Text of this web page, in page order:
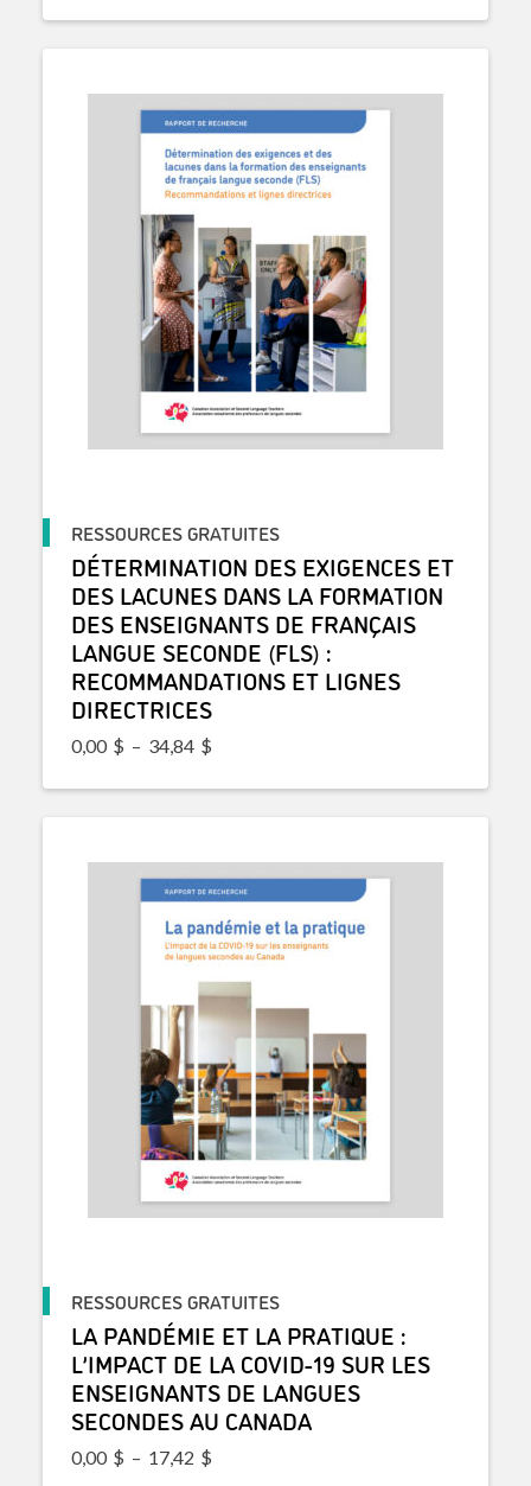
RESSOURCES GRATUITES
DÉTERMINATION DES EXIGENCES ET
DES LACUNES DANS LA FORMATION
DES ENSEIGNANTS DE FRANÇAIS
LANGUE SECONDE (FLS) :
RECOMMANDATIONS ET LIGNES
DIRECTRICES
0,00 $ – 34,84 $
RESSOURCES GRATUITES
LA PANDÉMIE ET LA PRATIQUE :
L’IMPACT DE LA COVID-19 SUR LES
ENSEIGNANTS DE LANGUES
SECONDES AU CANADA
0,00 $ – 17,42 $